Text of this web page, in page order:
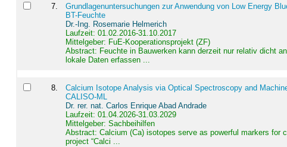
7.
Grundlagenuntersuchungen zur Anwendung von Low Energy
BT-Feuchte
Dr.-Ing. Rosemarie Helmerich
Laufzeit: 01.02.2016-31.10.2017
Mittelgeber: FuE-Kooperationsprojekt (ZF)
Abstract: Feuchte in Bauwerken kann derzeit nur relativ dicht
lokale Daten erfassen ...
8.
Calcium Isotope Analysis via Optical Spectroscopy and
CALISO-ML
Dr. rer. nat. Carlos Enrique Abad Andrade
Laufzeit: 01.04.2026-31.03.2029
Mittelgeber: Sachbeihilfen
Abstract:Calcium (Ca) isotopes serve as powerful markers for
project “Calci ...